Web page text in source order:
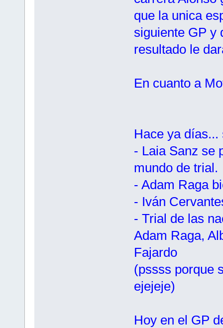
que la unica
siguiente GP y
resultado le
En cuanto a
Hace ya
- Laia Sanz se
mundo de trial.
- Adam Raga
- Iván
- Trial de las
Adam Raga,
Fajardo
(pssss porque
ejejeje)
Hoy en el GP